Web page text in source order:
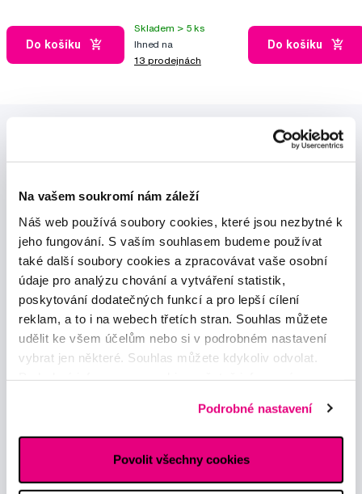
Na vašem soukromí nám záleží
Náš web používá soubory cookies, které jsou nezbytné k
jeho fungování. S vaším souhlasem budeme používat
také další soubory cookies a zpracovávat vaše osobní
údaje pro analýzu chování a vytváření statistik,
poskytování dodatečných funkcí a pro lepší cílení
reklam, a to i na webech třetích stran. Souhlas můžete
udělit ke všem účelům nebo si v podrobném nastavení
vybrat jen některé. Souhlas můžete kdykoliv odvolat.
Podrobné nastavení
Povolit všechny cookies
Do košíku
Skladem > 5 ks
Ihned na
13 prodejnách
Do košíku
Novinky a nabídky
Odebírat
Chci dostávat informace o novinkách a akčních nabídkách
a souhlasím se zpracováním osobních údajůpro tyto účely.